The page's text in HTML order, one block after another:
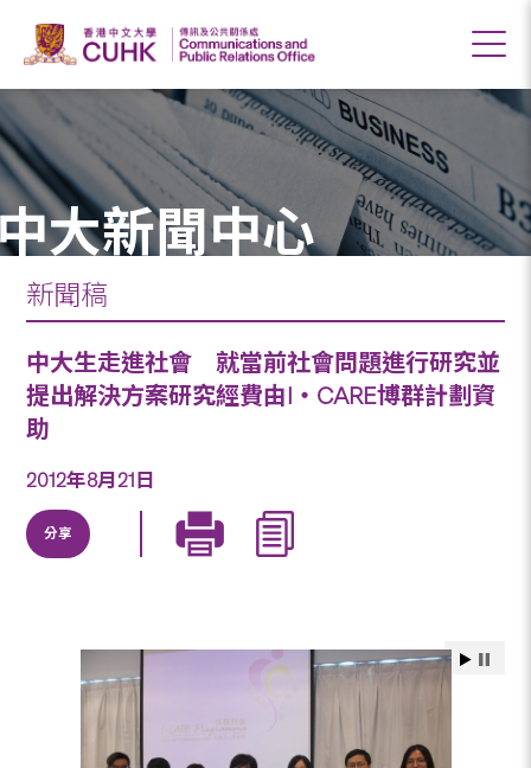
大新聞中心
新聞稿
中大生走進社會 就當前社會問題進行研究並
提出解決方案研究經費由I‧CARE博群計劃資
助
2012年8月21日
分享